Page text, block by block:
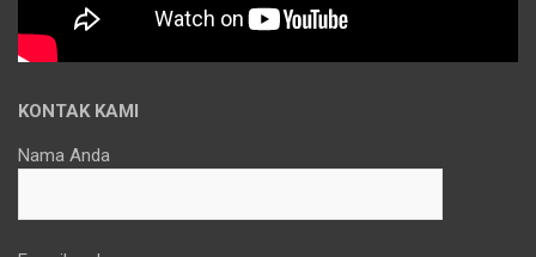
KONTAK KAMI
Nama Anda